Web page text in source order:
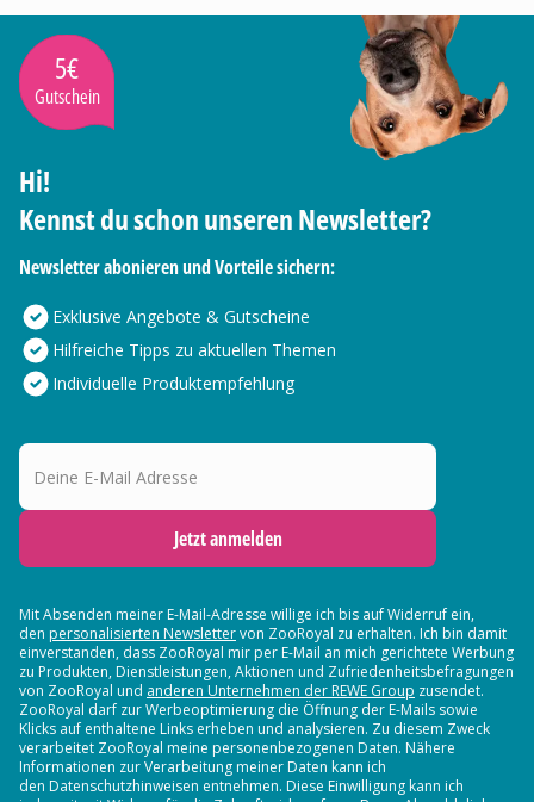
5€
Gutschein
Hi!
Kennst du schon unseren Newsletter?
Newsletter abonieren und Vorteile sichern:
Exklusive Angebote & Gutscheine
Hilfreiche Tipps zu aktuellen Themen
Individuelle Produktempfehlung
Deine E-Mail Adresse
Jetzt anmelden
Mit Absenden meiner E-Mail-Adresse willige ich bis auf Widerruf ein,
den personalisierten Newslettervon ZooRoyal zu erhalten. Ich bin damit
einverstanden, dass ZooRoyal mir per E-Mail an mich gerichtete Werbung
zu Produkten, Dienstleistungen, Aktionen und Zufriedenheitsbefragungen
von ZooRoyal und anderen Unternehmen der REWE Group zusendet.
ZooRoyal darf zur Werbeoptimierung die Öffnung der E-Mails sowie
Klicks auf enthaltene Links erheben und analysieren. Zu diesem Zweck
verarbeitet ZooRoyal meine personenbezogenen Daten. Nähere
Informationen zur Verarbeitung meiner Daten kann ich
den Datenschutzhinweisen entnehmen. Diese Einwilligung kann ich